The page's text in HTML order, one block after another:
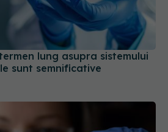
lung asupra sistemului
sunt semnificative